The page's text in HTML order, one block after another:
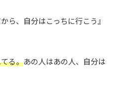
ら、自分はこっちに行こう』
る。あの人はあの人、自分は